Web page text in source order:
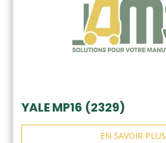
YALE MP16 (2329)
EN SAVOIR PLUS